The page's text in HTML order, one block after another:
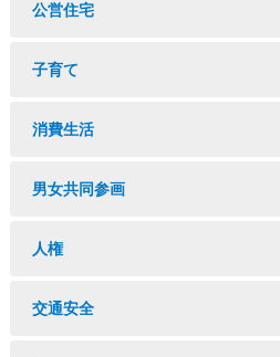
公営住宅
子育て
消費生活
男女共同参画
人権
交通安全